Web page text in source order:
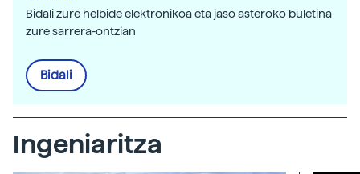
Bidali zure helbide elektronikoa eta jaso asteroko buletina
zure sarrera-ontzian
Bidali
Ingeniaritza